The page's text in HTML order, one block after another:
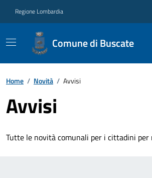
Regione Lombardia
Comune di Buscate
Home / Novità / Avvisi
Avvisi
Tutte le novità comunali per i cittadini per